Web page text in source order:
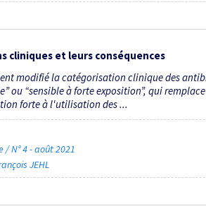
cliniques et leurs conséquences
modifié la catégorisation clinique des
ou “sensible à forte exposition”, qui
forte à l'utilisation des ...
/ N° 4 - août 2021
JEHL